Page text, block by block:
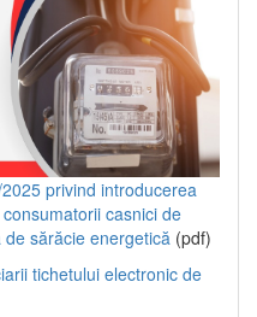
privind introducerea
casnici de
sărăcie energetică (pdf)
tichetului electronic de